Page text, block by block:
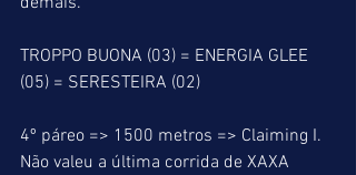
TROPPO BUONA (03) = ENERGIA GLEE
(05) = SERESTEIRA (02)
4º páreo => 1500 metros => Claiming I.
Não valeu a última corrida de XAXA